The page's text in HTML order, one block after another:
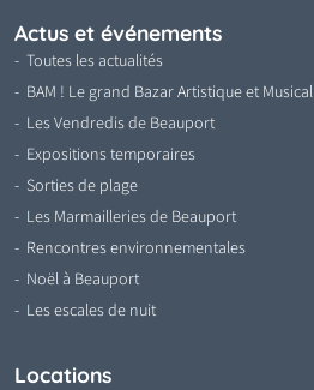
Actus et événements
Toutes les actualités
BAM ! Le grand Bazar Artistique et Musical
Les Vendredis de Beauport
Expositions temporaires
Sorties de plage
Les Marmailleries de Beauport
Rencontres environnementales
Noël à Beauport
Les escales de nuit
Locations